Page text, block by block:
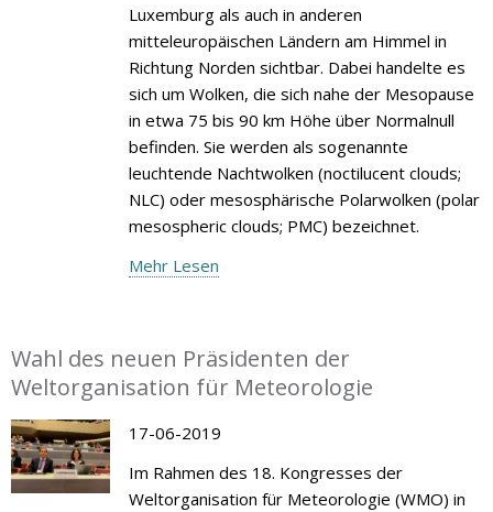
Luxemburg als auch in anderen
mitteleuropäischen Ländern am Himmel in
Richtung Norden sichtbar. Dabei handelte es
sich um Wolken, die sich nahe der Mesopause
in etwa 75 bis 90 km Höhe über Normalnull
befinden. Sie werden als sogenannte
leuchtende Nachtwolken (noctilucent clouds;
NLC) oder mesosphärische Polarwolken (polar
mesospheric clouds; PMC) bezeichnet.
Mehr Lesen
Wahl des neuen Präsidenten der
Weltorganisation für Meteorologie
17-06-2019
Im Rahmen des 18. Kongresses der
Weltorganisation für Meteorologie (WMO) in